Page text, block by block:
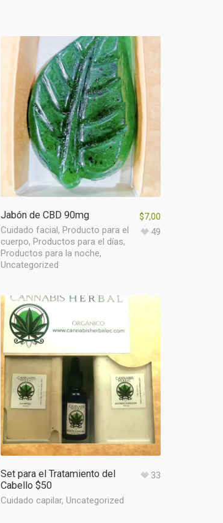
Jabón de CBD 90mg
Cuidado facial, Producto para el
cuerpo, Productos para el días,
Productos para la noche,
Uncategorized
$7,00
49
Set para el Tratamiento del
Cabello $50
Cuidado capilar, Uncategorized
33